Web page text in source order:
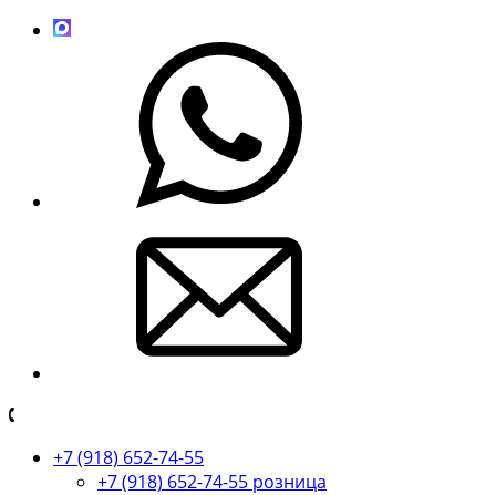
+7 (918) 652-74-55
+7 (918) 652-74-55 розница